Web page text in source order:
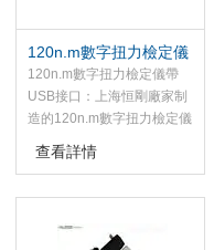
壞性試驗等。
120n.m數字扭力檢定儀
帶USB接口
120n.m數字扭力檢定儀帶
USB接口：上海恒剛廠家制
造的120n.m數字扭力檢定儀
是為測試和檢測扭矩而設計
制造的智能化多功能計量儀
查看詳情